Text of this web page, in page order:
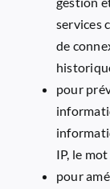
services
de
pour
IP, le
pour